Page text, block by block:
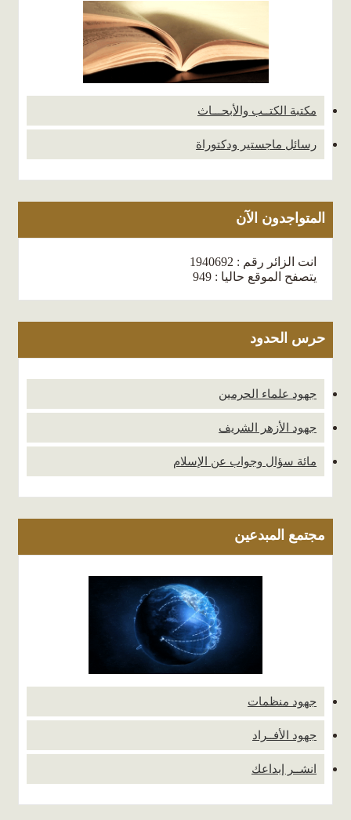
مكتبة الكتــب والأبحـــاث
رسائل ماجستير ودكتوراة
المتواجدون الآن
انت الزائر رقم : 1940692
يتصفح الموقع حاليا : 949
حرس الحدود
جهود علماء الحرمين
جهود الأزهر الشريف
مائة سؤال وجواب عن الإسلام
مجتمع المبدعين
جهود منظمات
جهود الأفــراد
انشــر إبداعك